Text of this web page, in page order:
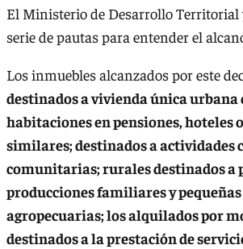
El Ministerio de Desarrollo Territorial
serie de pautas para entender el
Los inmuebles alcanzados por este
destinados a vivienda única urbana
habitaciones en pensiones, hoteles
similares; destinados a actividades
comunitarias; rurales destinados a
producciones familiares y
agropecuarias; los alquilados por
destinados a la prestación de